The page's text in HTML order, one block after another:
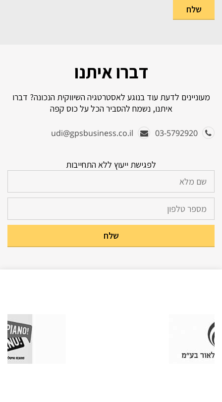
דברו איתנו
מעוניינים לדעת עוד בנוגע לאסטרטגיה השיווקית הנכונה? דברו
איתנו, נשמח להסביר הכל על כוס קפה
udi@gpsbusiness.co.il
לפגישת ייעוץ ללא התחייבות